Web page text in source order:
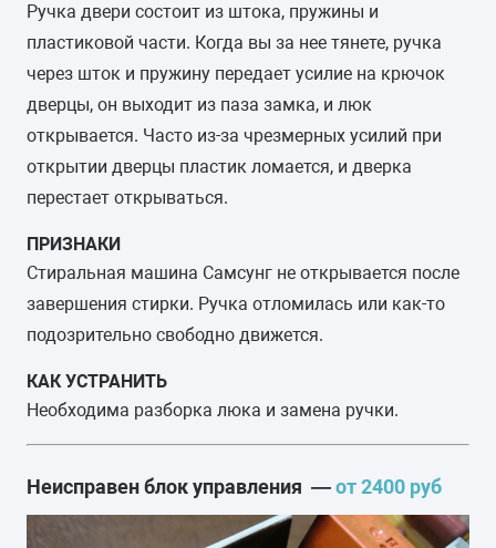
Ручка двери состоит из штока, пружины и
пластиковой части. Когда вы за нее тянете, ручка
через шток и пружину передает усилие на крючок
дверцы, он выходит из паза замка, и люк
открывается. Часто из-за чрезмерных усилий при
открытии дверцы пластик ломается, и дверка
перестает открываться.
ПРИЗНАКИ
Стиральная машина Самсунг не открывается после
завершения стирки. Ручка отломилась или как-то
подозрительно свободно движется.
КАК УСТРАНИТЬ
Необходима разборка люка и замена ручки.
Неисправен блок управления —от 2400 руб